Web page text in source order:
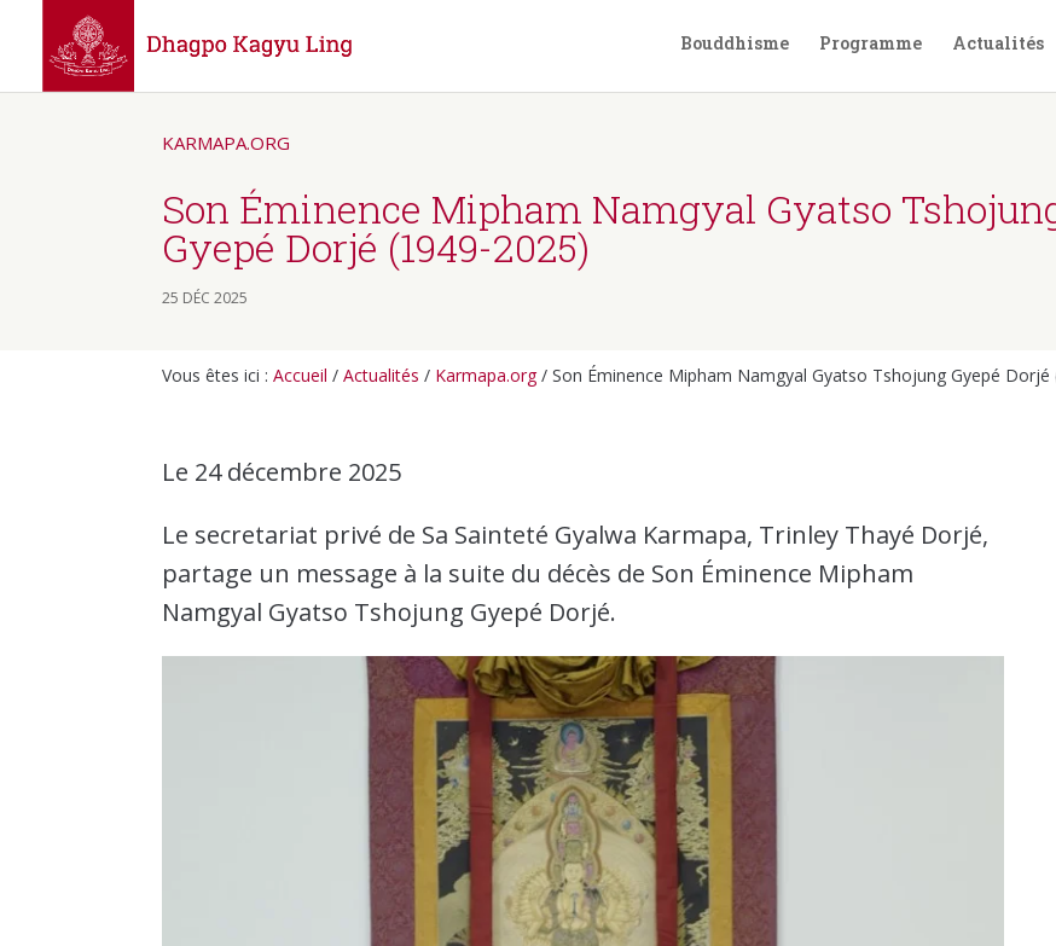
Bouddhisme Programme Actualités
KARMAPA.ORG
Son Éminence Mipham Namgyal Gyatso
Gyepé Dorjé (1949-2025)
25 DÉC 2025
Vous êtes ici :Accueil /Actualités / Karmapa.org/Son Éminence Mipham Namgyal Gyatso Tshojung Gyepé Dorjé
Le 24 décembre 2025
Le secretariat privé de Sa Sainteté Gyalwa Karmapa, Trinley Thayé Dorjé,
partage un message à la suite du décès de Son Éminence Mipham
Namgyal Gyatso Tshojung Gyepé Dorjé.